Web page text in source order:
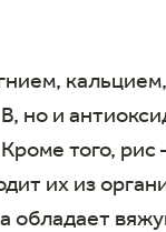
но и
того,
их из
обладает